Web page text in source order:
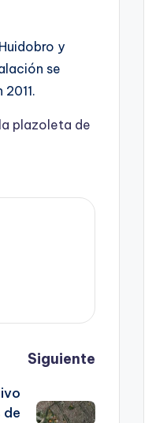
y
se
plazoleta de
Siguiente
de